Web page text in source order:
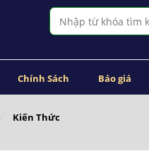
Chính Sách Báo giá
Kiến Thức